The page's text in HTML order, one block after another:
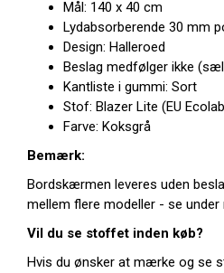
Mål: 140 x 40 cm
Lydabsorberende 30 mm
Design: Halleroed
Beslag medfølger ikke
Kantliste i gummi: Sort
Stof: Blazer Lite (EU
Farve: Koksgrå
Bemærk:
Bordskærmen leveres uden
mellem flere modeller - se under
Vil du se stoffet inden køb?
Hvis du ønsker at mærke og se